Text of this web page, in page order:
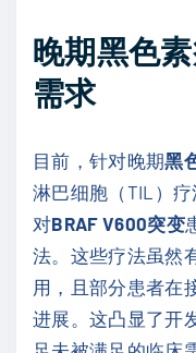
晚期黑色
需求
目前，针对晚期黑
淋巴细胞（TIL）
对BRAF V600突变
法。这些疗法虽然
用，且部分患者在
进展。这凸显了开